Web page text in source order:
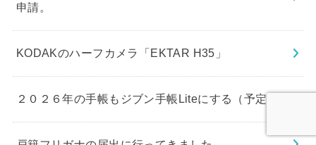
申請。
KODAKのハーフカメラ「EKTAR H35」
２０２６年の手帳もジブン手帳Liteにする（予定）